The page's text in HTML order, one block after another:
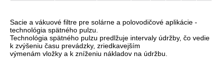
Sacie a vákuové filtre pre solárne a polovodičové aplikácie -
technológia spätného pulzu.
Technológia spätného pulzu predlžuje intervaly údržby, čo vedie
k zvýšeniu času prevádzky, zriedkavejším
výmenám vložky a k zníženiu nákladov na údržbu.